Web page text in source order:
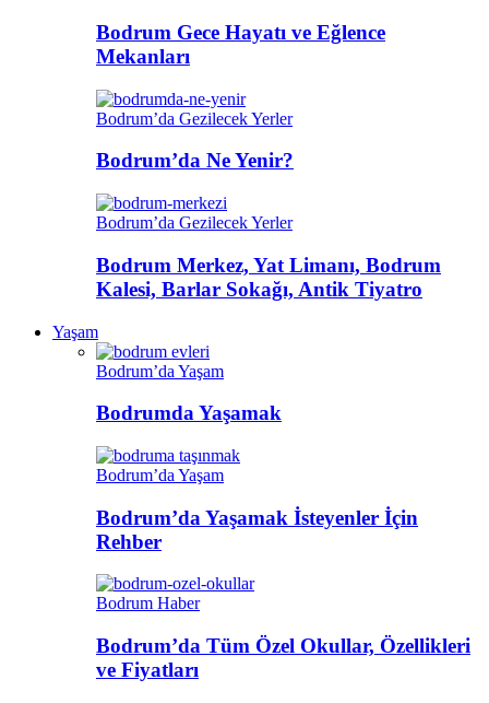
Bodrum Gece Hayatı ve Eğlence
Mekanları
Bodrum’da Gezilecek Yerler
Bodrum’da Ne Yenir?
Bodrum’da Gezilecek Yerler
Bodrum Merkez, Yat Limanı, Bodrum
Kalesi, Barlar Sokağı, Antik Tiyatro
Yaşam
Bodrum’da Yaşam
Bodrumda Yaşamak
Bodrum’da Yaşam
Bodrum’da Yaşamak İsteyenler İçin
Rehber
Bodrum Haber
Bodrum’da Tüm Özel Okullar, Özellikleri
ve Fiyatları